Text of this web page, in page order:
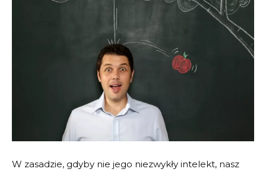
W zasadzie, gdyby nie jego niezwykły intelekt, nasz